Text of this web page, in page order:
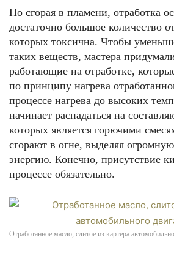
Но сгорая в пламени, отработка
достаточно большое количество
которых токсична. Чтобы
таких веществ, мастера
работающие на отработке,
по принципу нагрева
процессе нагрева до высоких
начинает распадаться на
которых является горючими
сгорают в огне, выделяя
энергию. Конечно, присутствие
процессе обязательно.
Отработанное масло, слитое из картера